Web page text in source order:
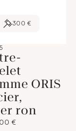
300 €
ORIS
ron
€